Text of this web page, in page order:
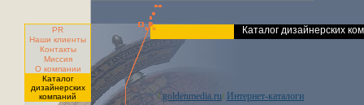
PR
Наши клиенты
Контакты
Миссия
О компании
Каталог
дизайнерских
компаний
Каталог дизайнерских
/ goldenmedia.ru/ Интернет-каталоги